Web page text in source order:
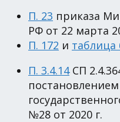
П. 23 приказа
РФ от 22 марта
П. 172 и таблица
П. 3.4.14СП
№28 от 2020 г.